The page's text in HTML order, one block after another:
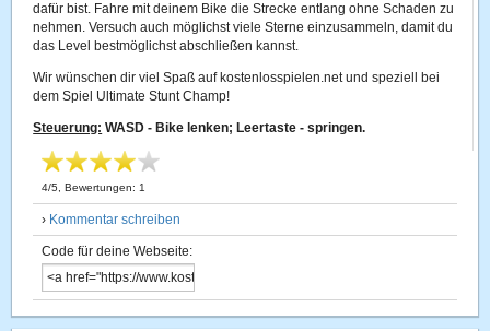
dafür bist. Fahre mit deinem Bike die Strecke entlang ohne Schaden zu
nehmen. Versuch auch möglichst viele Sterne einzusammeln, damit du
das Level bestmöglichst abschließen kannst.
Wir wünschen dir viel Spaß auf kostenlosspielen.net und speziell bei
dem Spiel Ultimate Stunt Champ!
Steuerung: WASD - Bike lenken; Leertaste - springen.
4/5 , Bewertungen: 1
› Kommentar schreiben
Code für deine Webseite: